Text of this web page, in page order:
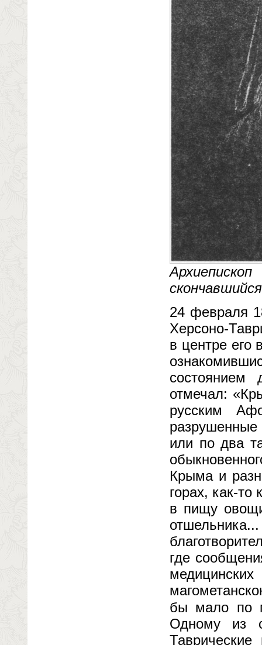
24 февраля
Херсоно-
в центре его
состоянием
отмечал:
русским
или по два
Крыма и
горах, как-то
в пищу
где
бы мало по
Одному из